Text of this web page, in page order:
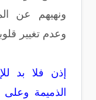
ونهيهم عن
وعدم تغيير
إذن فلا بد
الذميمة وعلى